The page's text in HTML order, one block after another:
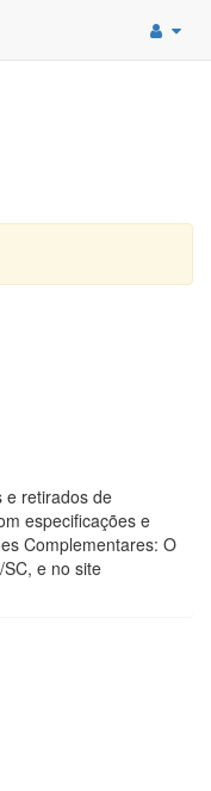
e retirados de
especificações e
Complementares: O
e no site